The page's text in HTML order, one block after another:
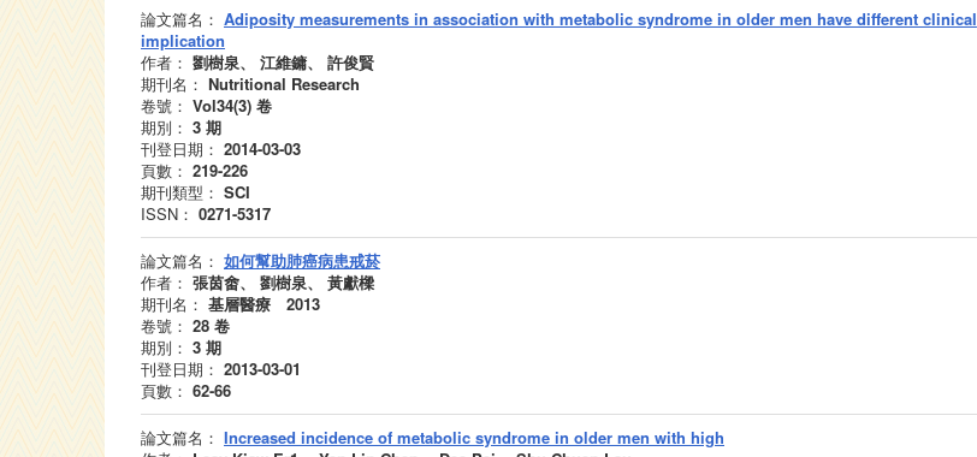
論文篇名： Adiposity measurements in association with metabolic syndrome in older men have different clinical
implication
作者： 劉樹泉、 江維鏞、 許俊賢
期刊名： Nutritional Research
卷號： Vol34(3) 卷
期別： 3 期
刊登日期： 2014-03-03
頁數： 219-226
期刊類型： SCI
ISSN： 0271-5317
論文篇名： 如何幫助肺癌病患戒菸
作者： 張茵畬、 劉樹泉、 黃獻樑
期刊名： 基層醫療 2013
卷號： 28 卷
期別： 3 期
刊登日期： 2013-03-01
頁數： 62-66
論文篇名： Increased incidence of metabolic syndrome in older men with high